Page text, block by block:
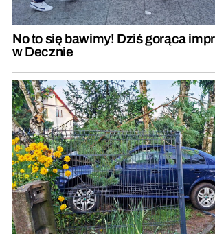
No to się bawimy! Dziś gorąca
w Decznie